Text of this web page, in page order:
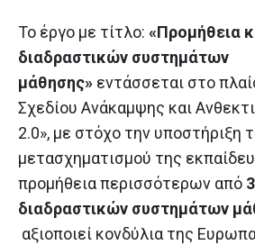
Το έργο με τίτλο: «Προμήθεια
διαδραστικών συστημάτων
μάθησης» εντάσσεται στο
Σχεδίου Ανάκαμψης και
2.0», με στόχο την υποστήριξη
μετασχηματισμού της
προμήθεια περισσότερων από
διαδραστικών συστημάτων
αξιοποιεί κονδύλια της